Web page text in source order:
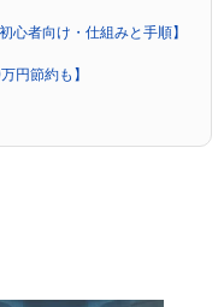
心者向け・仕組みと手順】
円節約も】